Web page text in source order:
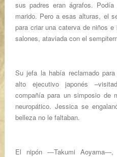
sus padres eran ágrafos.
marido. Pero a esas alturas, el
para criar una caterva de niños
salones, ataviada con el
Su jefa la había reclamado
alto ejecutivo japonés
compañía para un simposio de
neuropático. Jessica se
belleza no le faltaban.
El nipón ―Takumi